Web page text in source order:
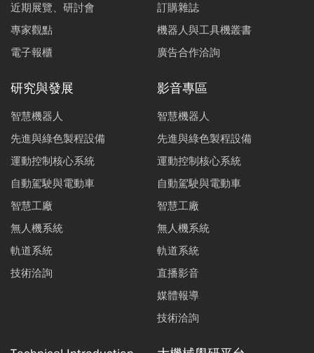
近期展覽、研討會
專家觀點
電子報櫃
訂購雜誌
機器人與工具機叢書
廣告合作洽詢
研究與發展
智慧機器人
先進與綠色製程設備
運動控制核心系統
自動駕駛與電動車
智慧工廠
無人機系統
軌道系統
技術洽詢
影音專區
智慧機器人
先進與綠色製程設備
運動控制核心系統
自動駕駛與電動車
智慧工廠
無人機系統
軌道系統
直播影音
媒體報導
技術洽詢